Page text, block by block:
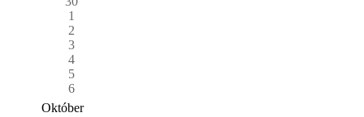
1
2
3
4
5
6
Október